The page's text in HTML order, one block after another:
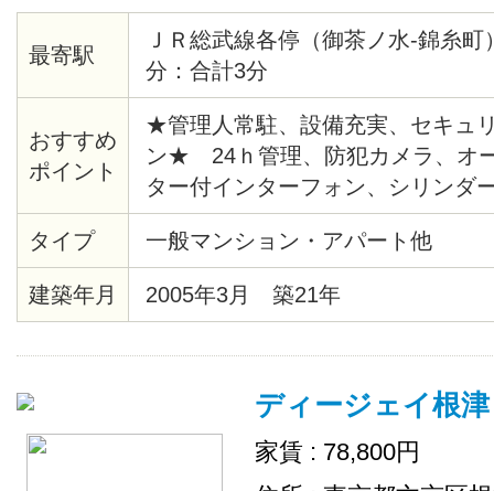
最寄駅
ＪＲ総武線各停（御茶ノ水-錦糸
分：合計3分
おすすめ
ポイント
★管理人常駐、設備充実、セキュ
ン★ 24ｈ管理、防犯カメラ、オ
ター付インターフォン、シリンダ
緊急通報システム、給湯、バスト
座、システムキッチン、バルコニ
ロア、各居室照明、ピクチャーレ
システム、クローゼット、シュー
（ネット使用料不要）、２４時間
内ごみ置き場、
タイプ 一般マンション・アパート他
建築年月 2005年3月 築21年
ディージェイ根津
家賃 : 78,800円